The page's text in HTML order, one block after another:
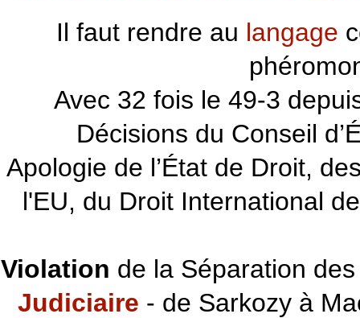
Il faut rendre au langage
Avec 32 fois le 49-3
Décisions du Conseil
Apologie de l’État de Droit,
l'EU, du Droit International
Violation de la Séparation
Judiciaire - de Sarkozy à